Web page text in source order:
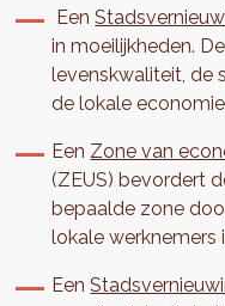
Een
in moeilijkheden.
levenskwaliteit, de
de lokale
Een Zone van
(ZEUS) bevordert
bepaalde zone
lokale werknemers
Een